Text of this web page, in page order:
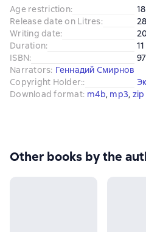
Age restriction:
Release date on Litres:
Writing date:
Duration:
ISBN:
Narrators: Геннадий Смирнов
Copyright Holder::
Download format: m4b, mp3, zip
Other books by the